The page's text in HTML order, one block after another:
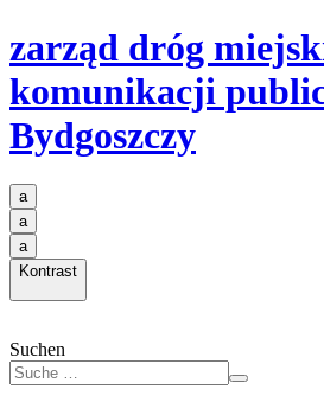
zarząd dróg
komunikacji
Bydgoszczy
a
a
a
Kontrast
Suchen